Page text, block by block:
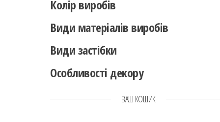
Колір виробів
Види матеріалів виробів
Види застібки
Особливості декору
ВАШ КОШИК